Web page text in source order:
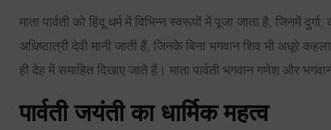
माता पार्वती को हिंदू धर्म में विभिन्न स्वरूपों में पूजा जाता है, जिनमें
अधिष्ठात्री देवी मानी जाती हैं, जिनके बिना भगवान शिव भी अधूरे
ही देह में समाहित दिखाए जाते हैं। माता पार्वती भगवान गणेश और
पार्वती जयंती का धार्मिक महत्व